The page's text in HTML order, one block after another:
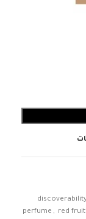
perfume , red